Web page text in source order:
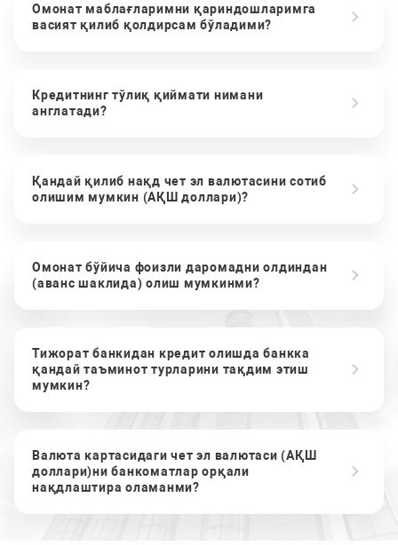
Омонат маблағларимни қариндошларимга
васият қилиб қолдирсам бўладими?
Кредитнинг тўлиқ қиймати нимани
англатади?
Қандай қилиб нақд чет эл валютасини сотиб
олишим мумкин (АҚШ доллари)?
Омонат бўйича фоизли даромадни олдиндан
(аванс шаклида) олиш мумкинми?
Тижорат банкидан кредит олишда банкка
қандай таъминот турларини тақдим этиш
мумкин?
Валюта картасидаги чет эл валютаси (АҚШ
доллари)ни банкоматлар орқали
нақдлаштира оламанми?